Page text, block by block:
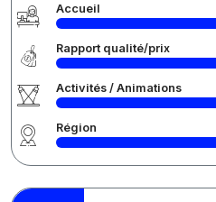
Accueil
Rapport qualité/prix
Activités / Animations
Région